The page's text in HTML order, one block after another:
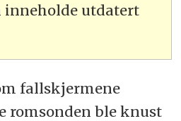
inneholde utdatert
fallskjermene
romsonden ble knust